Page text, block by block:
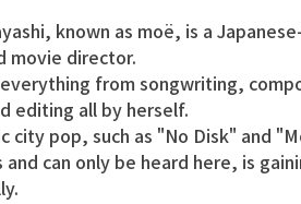
known as moë, is a
movie director.
from songwriting,
editing all by herself.
city pop, such as "No Disk" and
and can only be heard here, is